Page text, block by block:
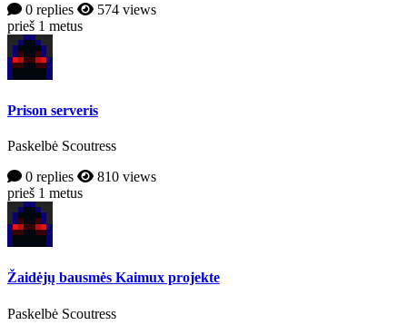
0 replies
574 views
prieš 1 metus
Prison serveris
Paskelbė Scoutress
0 replies
810 views
prieš 1 metus
Žaidėjų bausmės Kaimux projekte
Paskelbė Scoutress